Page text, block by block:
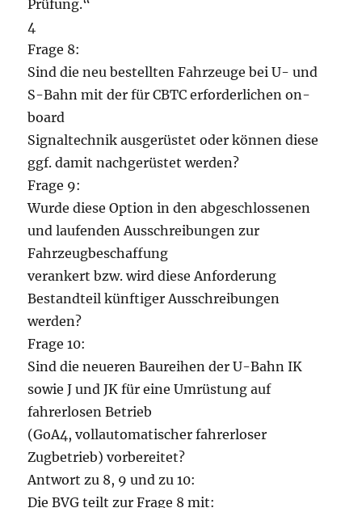
Prüfung.“
4
Frage 8:
Sind die neu bestellten Fahrzeuge bei U- und
S-Bahn mit der für CBTC erforderlichen on-
board
Signaltechnik ausgerüstet oder können diese
ggf. damit nachgerüstet werden?
Frage 9:
Wurde diese Option in den abgeschlossenen
und laufenden Ausschreibungen zur
Fahrzeugbeschaffung
verankert bzw. wird diese Anforderung
Bestandteil künftiger Ausschreibungen
werden?
Frage 10:
Sind die neueren Baureihen der U-Bahn IK
sowie J und JK für eine Umrüstung auf
fahrerlosen Betrieb
(GoA4, vollautomatischer fahrerloser
Zugbetrieb) vorbereitet?
Antwort zu 8, 9 und zu 10:
Die BVG teilt zur Frage 8 mit: